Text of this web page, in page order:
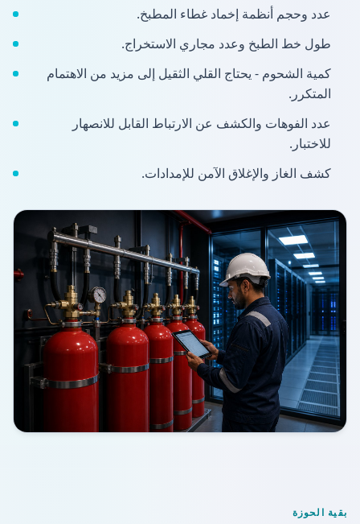
عدد وحجم أنظمة إخماد غطاء المطبخ.
طول خط الطبخ وعدد مجاري الاستخراج.
كمية الشحوم - يحتاج القلي الثقيل إلى مزيد من الاهتمام
المتكرر.
عدد الفوهات والكشف عن الارتباط القابل للانصهار
للاختبار.
كشف الغاز والإغلاق الآمن للإمدادات.
بقية الحوزة